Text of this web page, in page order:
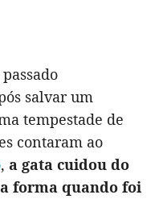
salvar um
tempestade de
contaram ao
, a gata cuidou do
forma quando foi